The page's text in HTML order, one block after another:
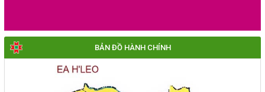
BẢN ĐỒ HÀNH CHÍNH